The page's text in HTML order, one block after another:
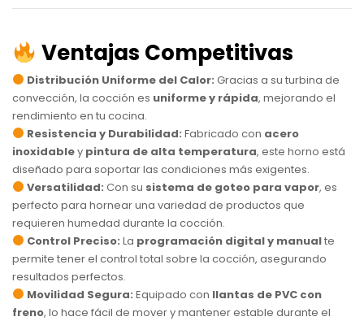
Ventajas Competitivas
Distribución Uniforme del Calor: Gracias a su turbina de
convección, la cocción es uniforme y rápida, mejorando el
rendimiento en tu cocina.
Resistencia y Durabilidad: Fabricado con acero
inoxidabley pintura de alta temperatura, este horno está
diseñado para soportar las condiciones más exigentes.
Versatilidad: Con su sistema de goteo para vapor, es
perfecto para hornear una variedad de productos que
requieren humedad durante la cocción.
Control Preciso: La programación digital y manualte
permite tener el control total sobre la cocción, asegurando
resultados perfectos.
Movilidad Segura: Equipado con llantas de PVC con
freno, lo hace fácil de mover y mantener estable durante el